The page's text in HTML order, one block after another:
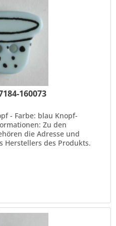
160073
- Farbe: blau Knopf-
Zu den
die Adresse und
Herstellers des Produkts.